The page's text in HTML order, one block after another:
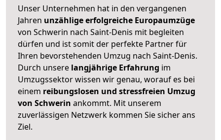
Unser Unternehmen hat in den vergangenen
Jahren unzählige erfolgreiche Europaumzüge
von Schwerin nach Saint-Denis mit begleiten
dürfen und ist somit der perfekte Partner für
Ihren bevorstehenden Umzug nach Saint-Denis.
Durch unsere langjährige Erfahrung im
Umzugssektor wissen wir genau, worauf es bei
einem reibungslosen und stressfreien Umzug
von Schwerin ankommt. Mit unserem
zuverlässigen Netzwerk kommen Sie sicher ans
Ziel.